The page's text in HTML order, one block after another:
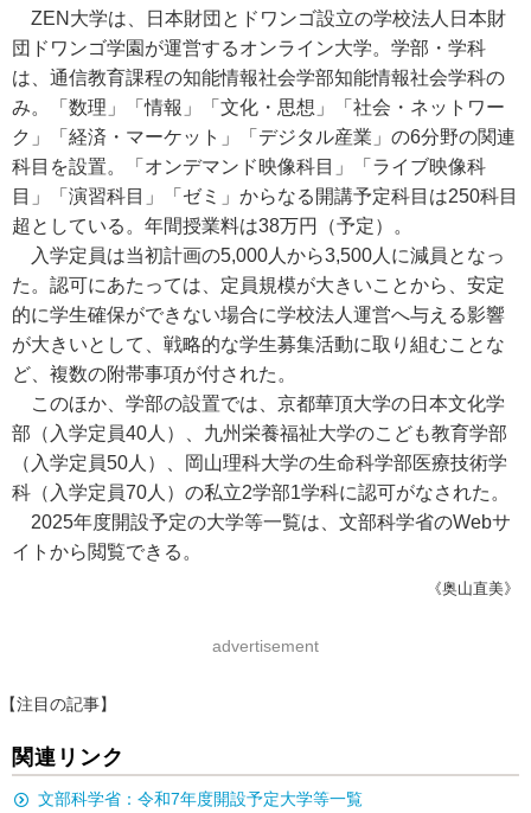
ZEN大学は、日本財団とドワンゴ設立の学校法人日本財
団ドワンゴ学園が運営するオンライン大学。学部・学科
は、通信教育課程の知能情報社会学部知能情報社会学科の
み。「数理」「情報」「文化・思想」「社会・ネットワー
ク」「経済・マーケット」「デジタル産業」の6分野の関連
科目を設置。「オンデマンド映像科目」「ライブ映像科
目」「演習科目」「ゼミ」からなる開講予定科目は250科目
超としている。年間授業料は38万円（予定）。
入学定員は当初計画の5,000人から3,500人に減員となっ
た。認可にあたっては、定員規模が大きいことから、安定
的に学生確保ができない場合に学校法人運営へ与える影響
が大きいとして、戦略的な学生募集活動に取り組むことな
ど、複数の附帯事項が付された。
このほか、学部の設置では、京都華頂大学の日本文化学
部（入学定員40人）、九州栄養福祉大学のこども教育学部
（入学定員50人）、岡山理科大学の生命科学部医療技術学
科（入学定員70人）の私立2学部1学科に認可がなされた。
2025年度開設予定の大学等一覧は、文部科学省のWebサ
イトから閲覧できる。
《奥山直美》
advertisement
【注目の記事】
関連リンク
文部科学省：令和7年度開設予定大学等一覧